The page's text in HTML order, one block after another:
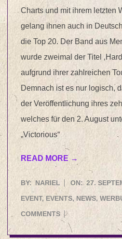
Charts und mit ihrem letzten
gelang ihnen auch in
die Top 20. Der Band aus
wurde zweimal der Titel
aufgrund ihrer zahlreichen
Demnach ist es nur logisch,
der Veröffentlichung ihres
welches für den 2. August
„Victorious“
READ MORE →
2019-
09-
27
BY: NARIEL ON: 27.
EVENT, EVENTS, NEWS,
COMMENTS